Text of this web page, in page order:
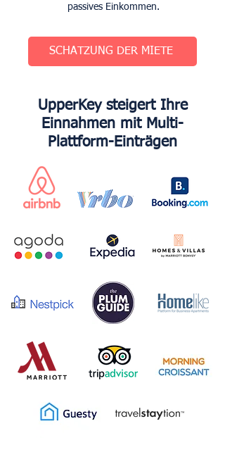
passives Einkommen.
SCHÄTZUNG DER MIETE
UpperKey steigert Ihre
Einnahmen mit Multi-
Plattform-Einträgen